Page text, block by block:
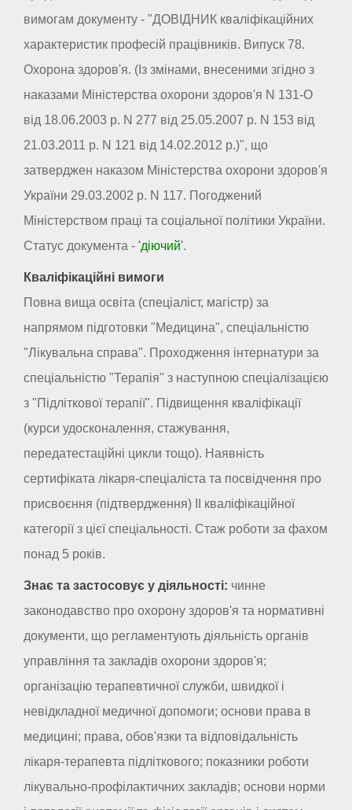
вимогам документу - "ДОВІДНИК кваліфікаційних
характеристик професій працівників. Випуск 78.
Охорона здоров'я. (Із змінами, внесеними згідно з
наказами Міністерства охорони здоров'я N 131-О
від 18.06.2003 р. N 277 від 25.05.2007 р. N 153 від
21.03.2011 р. N 121 від 14.02.2012 р.)", що
затверджен наказом Міністерства охорони здоров'я
України 29.03.2002 р. N 117. Погоджений
Міністерством праці та соціальної політики України.
Статус документа - 'діючий'.
Кваліфікаційні вимоги
Повна вища освіта (спеціаліст, магістр) за
напрямом підготовки "Медицина", спеціальністю
"Лікувальна справа". Проходження інтернатури за
спеціальністю "Терапія" з наступною спеціалізацією
з "Підліткової терапії". Підвищення кваліфікації
(курси удосконалення, стажування,
передатестаційні цикли тощо). Наявність
сертифіката лікаря-спеціаліста та посвідчення про
присвоєння (підтвердження) II кваліфікаційної
категорії з цієї спеціальності. Стаж роботи за фахом
понад 5 років.
Знає та застосовує у діяльності: чинне
законодавство про охорону здоров'я та нормативні
документи, що регламентують діяльність органів
управління та закладів охорони здоров'я;
організацію терапевтичної служби, швидкої і
невідкладної медичної допомоги; основи права в
медицині; права, обов'язки та відповідальність
лікаря-терапевта підліткового; показники роботи
лікувально-профілактичних закладів; основи норми